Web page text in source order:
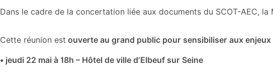
Dans le cadre de la concertation liée aux documents du SCOT-AEC,
Cette réunion est ouverte au grand public pour sensibiliser aux
• jeudi 22 mai à 18h – Hôtel de ville d’Elbeuf sur Seine